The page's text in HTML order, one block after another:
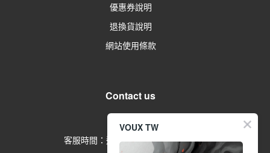
優惠券說明
退換貨說明
網站使用條款
Contact us
客服時間：週一到週五 09:00-17:00
VOUX TW